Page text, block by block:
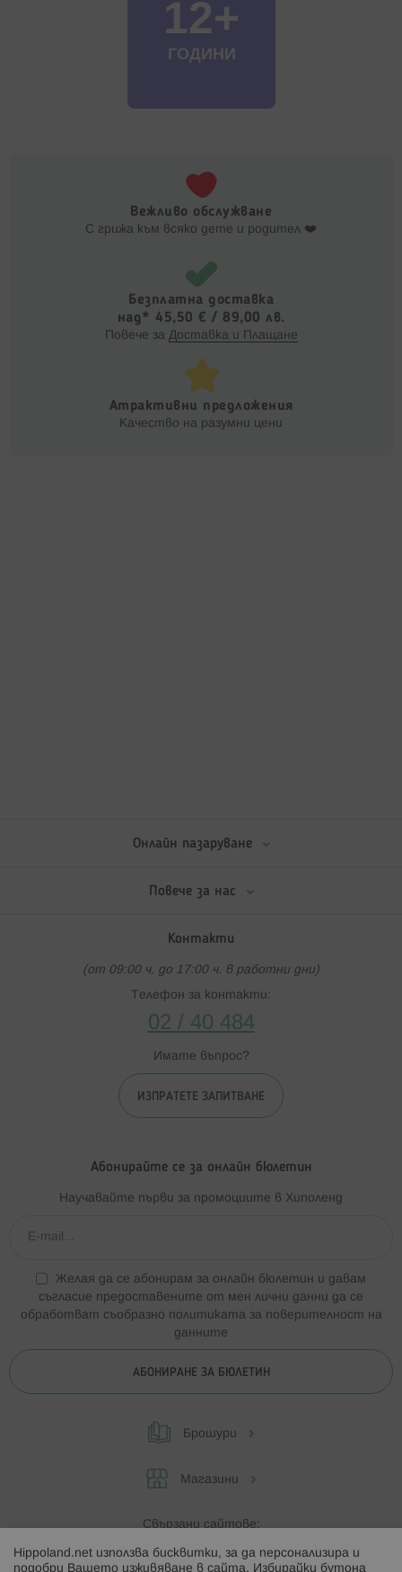
12+
ГОДИНИ
Вежливо обслужване
С грижа към всяко дете и родител ❤️
Безплатна доставка
над* 45,50 € / 89,00 лв.
Повече за Доставка и Плащане
Атрактивни предложения
Качество на разумни цени
Онлайн пазаруване
Повече за нас
Контакти
(от 09:00 ч. до 17:00 ч. в работни дни)
Телефон за контакти:
02 / 40 484
Имате въпрос?
ИЗПРАТЕТЕ ЗАПИТВАНЕ
Абонирайте се за онлайн бюлетин
Научавайте първи за промоциите в Хиполенд
Желая да се абонирам за онлайн бюлетин и давам
съгласие предоставените от мен лични данни да се
обработват съобразно политиката за поверителност на
данните
АБОНИРАНЕ ЗА БЮЛЕТИН
Брошури
Магазини
Свързани сайтове:
Hippoland.ro
Hippoland.net използва бисквитки, за да персонализира и
подобри Вашето изживяване в сайта. Избирайки бутона